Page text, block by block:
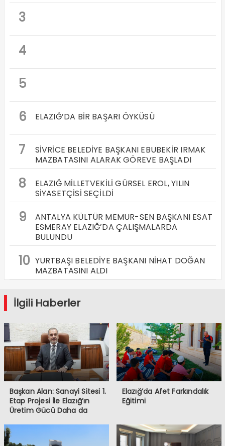
3
4
5
6
ELAZIĞ’DA BİR BAŞARI ÖYKÜSÜ
7
SİVRİCE BELEDİYE BAŞKANI EBUBEKİR IRMAK
MAZBATASINI ALARAK GÖREVE BAŞLADI
8
ELAZIĞ MİLLETVEKİLİ GÜRSEL EROL, YILIN
SİYASETÇİSİ SEÇİLDİ
9
ANTALYA KÜLTÜR MEMUR-SEN BAŞKANI ESAT
ESMERAY ELAZIĞ’DA ÇALIŞMALARDA
BULUNDU
10 YURTBAŞI BELEDİYE BAŞKANI NİHAT DOĞAN
MAZBATASINI ALDI
İlgili Haberler
Başkan Alan: Sanayi Sitesi 1.
Etap Projesi İle Elazığ’ın
Üretim Gücü Daha da
Elazığ’da Afet Farkındalık
Eğitimi